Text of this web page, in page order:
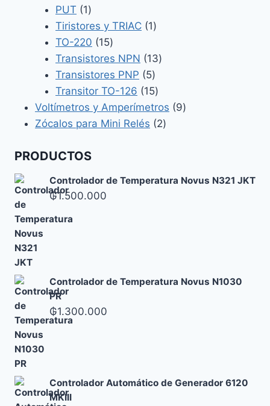
PUT 11
producto
Tiristores y TRIAC 11
TO-220 1515
productos
Transistores NPN 1313
Transistores PNP 55
productos
Transitor TO-126 1515
productos
Voltímetros y Amperímetros 99
Zócalos para Mini Relés 22
PRODUCTOS
Controlador de Temperatura Novus N321 JKT
₲1.500.000
Controlador de Temperatura Novus N1030
PR
₲1.300.000
Controlador Automático de Generador 6120
MKIII